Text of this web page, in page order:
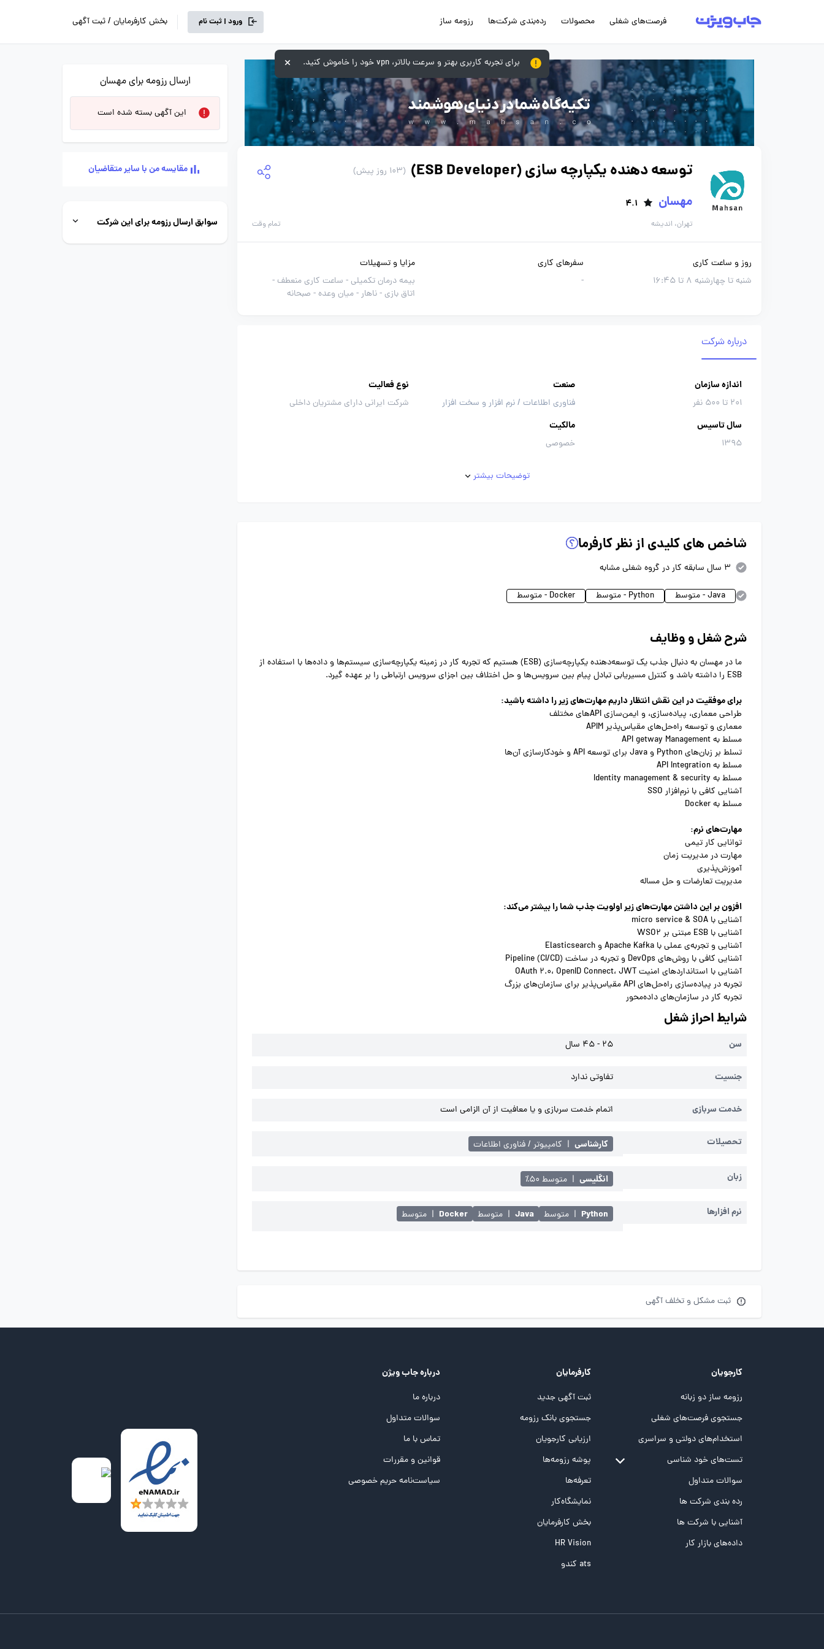
فرصت‌های شغلی محصولات رده‌بندی شرکت‌ها رزومه ساز ورود | ثبت نام بخش کارفرمایان / ثبت آگهی
توسعه دهنده یکپارچه سازی (ESB Developer) (103 روز پیش)
مهسان 4.1
تهران، اندیشه تمام وقت
روز و ساعت کاری
شنبه تا چهارشنبه 8 تا 16:45
سفرهای کاری
-
مزایا و تسهیلات
بیمه درمان تکمیلی - ساعت کاری منعطف -
اتاق بازی - ناهار - میان وعده - صبحانه
درباره شرکت
اندازه سازمان
201 تا 500 نفر
صنعت
فناوری اطلاعات / نرم افزار و سخت افزار
نوع فعالیت
شرکت ایرانی دارای مشتریان داخلی
سال تاسیس
1395
مالکیت
خصوصی
توضیحات بیشتر
شاخص های کلیدی از نظر کارفرما
3 سال سابقه کار در گروه شغلی مشابه
Java - متوسط Python - متوسط Docker - متوسط
شرح شغل و وظایف
ما در مهسان به دنبال جذب یک توسعه‌دهنده یکپارچه‌سازی (ESB) هستیم که تجربه کار در زمینه یکپارچه‌سازی سیستم‌ها و داده‌ها با استفاده از
ESB را داشته باشد و کنترل مسیریابی تبادل پیام بین سرویس‌ها و حل اختلاف بین اجزای سرویس ارتباطی را بر عهده گیرد.
برای موفقیت در این نقش انتظار داریم مهارت‌های زیر را داشته باشید:
طراحی معماری، پیاده‌سازی، و ایمن‌سازی APIهای مختلف
معماری و توسعه راه‌حل‌های مقیاس‌پذیر APIM
مسلط به API getway Management
تسلط بر زبان‌های Python و Java برای توسعه API و خودکارسازی آن‌ها
مسلط به API Integration
مسلط به Identity management & security
آشنایی کافی با نرم‌افزار SSO
مسلط به Docker
مهارت‌های نرم:
توانایی کار تیمی
مهارت در مدیریت زمان
آموزش‌پذیری
مدیریت تعارضات و حل مساله
افزون بر این داشتن مهارت‌های زیر اولویت جذب شما را بیشتر می‌کند:
آشنایی با micro service & SOA
آشنایی با ESB مبتنی بر WSO2
آشنایی و تجربه‌ی عملی با Apache Kafka و Elasticsearch
آشنایی کافی با روش‌های DevOps و تجربه در ساخت Pipeline (CI/CD)
آشنایی با استانداردهای امنیت OAuth 2.0، OpenID Connect، JWT
تجربه در پیاده‌سازی راه‌حل‌های API مقیاس‌پذیر برای سازمان‌های بزرگ
تجربه کار در سازمان‌های داده‌محور
شرایط احراز شغل
سن 25 - 45 سال
جنسیت تفاوتی ندارد
خدمت سربازی اتمام خدمت سربازی و یا معافیت از آن الزامی است
تحصیلات کارشناسی | کامپیوتر / فناوری اطلاعات
زبان انگلیسی | متوسط ۵۰٪
نرم افزارها Python
| متوسط Java
| متوسط Docker
| متوسط
ثبت مشکل و تخلف آگهی
ارسال رزومه برای مهسان
این آگهی بسته شده است
مقایسه من با سایر متقاضیان
سوابق ارسال رزومه برای این شرکت
کارجویان
رزومه ساز دو زبانه
جستجوی فرصت‌های شغلی
استخدام‌های دولتی و سراسری
تست‌های خود شناسی
تست MBTI
تست تیپ سنجی شغلی Holland
تست NEO
تست هوش های چندگانه
سوالات متداول
رده بندی شرکت ها
آشنایی با شرکت ها
داده‌های بازار کار
کارفرمایان
ثبت آگهی جدید
جستجوی بانک رزومه
ارزیابی کارجویان
پوشه‌‌ رزومه‌ها
تعرفه‌ها
نمایشگاه‌کار
بخش کارفرمایان
HR Vision
ats کندو
درباره جاب ویژن
درباره ما
سوالات متداول
تماس با ما
قوانین و مقررات
سیاست‌نامه حریم خصوصی
برای تجربه کاربری بهتر و سرعت بالاتر، vpn خود را خاموش کنید.